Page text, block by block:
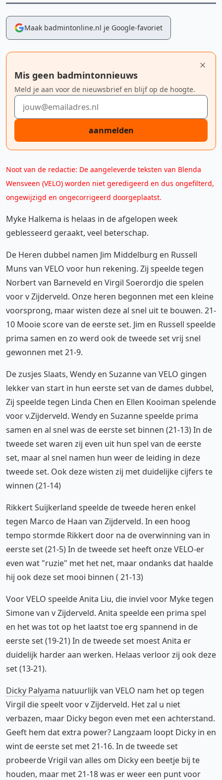
Maak badmintonline.nl je Google-favoriet
Mis geen badmintonnieuws
Meld je aan voor de nieuwsbrief en blijf op de hoogte.
E-mailadres
aanmelden
Noot van de redactie: De aangeleverde teksten van Blenda
Wensveen (VELO) worden niet geredigeerd en dus ongefilterd,
ongewijzigd en ongecorrigeerd doorgeplaatst.
Myke Halkema is helaas in de afgelopen week
geblesseerd geraakt, veel beterschap.
De Heren dubbel namen Jim Middelburg en Russell
Muns van VELO voor hun rekening. Zij speelde tegen
Norbert van Barneveld en Virgil Soerordjo die spelen
voor v Zijderveld. Onze heren begonnen met een kleine
voorsprong, maar wisten deze al snel uit te bouwen. 21-
10 Mooie score van de eerste set. Jim en Russell speelde
prima samen en zo werd ook de tweede set vrij snel
gewonnen met 21-9.
De zusjes Slaats, Wendy en Suzanne van VELO gingen
lekker van start in hun eerste set van de dames dubbel,
Zij speelde tegen Linda Chen en Ellen Kooiman spelende
voor v.Zijderveld. Wendy en Suzanne speelde prima
samen en al snel was de eerste set binnen (21-13) In de
tweede set waren zij even uit hun spel van de eerste
set, maar al snel namen hun weer de leiding in deze
tweede set. Ook deze wisten zij met duidelijke cijfers te
winnen (21-14)
Rikkert Suijkerland speelde de tweede heren enkel
tegen Marco de Haan van Zijderveld. In een hoog
tempo stormde Rikkert door na de overwinning van in
eerste set (21-5) In de tweede set heeft onze VELO-er
even wat "ruzie" met het net, maar ondanks dat haalde
hij ook deze set mooi binnen ( 21-13)
Voor VELO speelde Anita Liu, die inviel voor Myke tegen
Simone van v Zijderveld. Anita speelde een prima spel
en het was tot op het laatst toe erg spannend in de
eerste set (19-21) In de tweede set moest Anita er
duidelijk harder aan werken. Helaas verloor zij ook deze
set (13-21).
Dicky Palyama natuurlijk van VELO nam het op tegen
Virgil die speelt voor v Zijderveld. Het zal u niet
verbazen, maar Dicky begon even met een achterstand.
Geeft hem dat extra power? Langzaam loopt Dicky in en
wint de eerste set met 21-16. In de tweede set
probeerde Vrigil van alles om Dicky een beetje bij te
houden, maar met 21-18 was er weer een punt voor